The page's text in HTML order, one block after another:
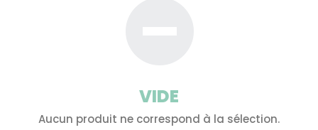
VIDE
Aucun produit ne correspond à la sélection.